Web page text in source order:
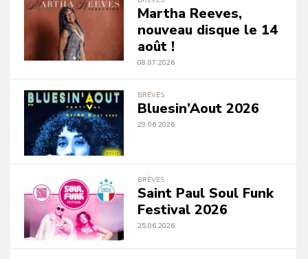
Martha Reeves,
nouveau disque le 14
août !
08.07.2026
BRÈVES
Bluesin’Aout 2026
29.06.2026
BRÈVES
Saint Paul Soul Funk
Festival 2026
25.06.2026